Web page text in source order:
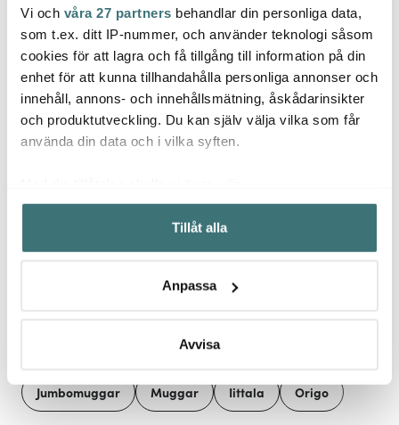
Vi och våra 27 partners behandlar din personliga data,
som t.ex. ditt IP-nummer, och använder teknologi såsom
cookies för att lagra och få tillgång till information på din
enhet för att kunna tillhandahålla personliga annonser och
innehåll, annons- och innehållsmätning, åskådarinsikter
och produktutveckling. Du kan själv välja vilka som får
använda din data och i vilka syften.
Samla in information om din geografiska plats som
kan ha en noggrannhet på upp till flera meter
Identifiera din enhet genom att aktivt skanna den för
Ta reda på mer om hur dina personliga uppgifter
Du kan ändra eller dra tillbaka ditt samtycke när som
Vi använder cookies för att innehållet och annonserna
Tillåt alla
Anpassa
Avvisa
Iittala
Aalto Vas 18 cm Riobrun
399 kr 1090 kr
I lager
Iittala
Essence vitvinsglas 33 cl
2-pack rose
299 kr 499 kr
I lager
cl 4-
674
Låt dig inspireras av våra kunder
Jumbomuggar Muggar Iittala Origo